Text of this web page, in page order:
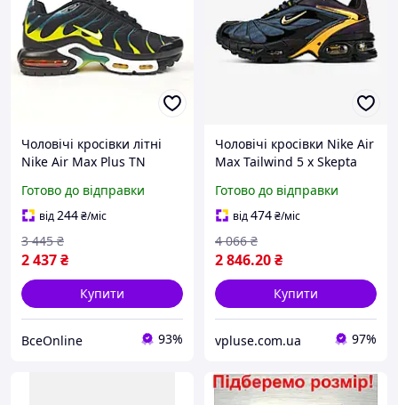
Чоловічі кросівки літні
Nike Air Max Plus TN
41 брендові
Готово до відправки
від244₴/міс
2 437₴
3 445 ₴
Купити
ВсеOnline 93%
Чоловічі кросівки Nike Air
Max Tailwind 5 x Skepta
активного ритму (чорні із
синім і жовтим) 234
Готово до відправки
від474₴/міс
2 846.20₴
4 066 ₴
Купити
vpluse.com.ua 97%